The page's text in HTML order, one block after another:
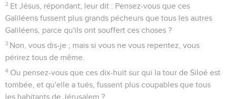
2 Et Jésus, répondant, leur dit : Pensez-vous que ces
Galiléens fussent plus grands pécheurs que tous les autres
Galiléens, parce qu'ils ont souffert ces choses ?
3 Non, vous dis-je ; mais si vous ne vous repentez, vous
périrez tous de même.
4 Ou pensez-vous que ces dix-huit sur qui la tour de Siloé est
tombée, et qu'elle a tués, fussent plus coupables que tous
les habitants de Jérusalem ?